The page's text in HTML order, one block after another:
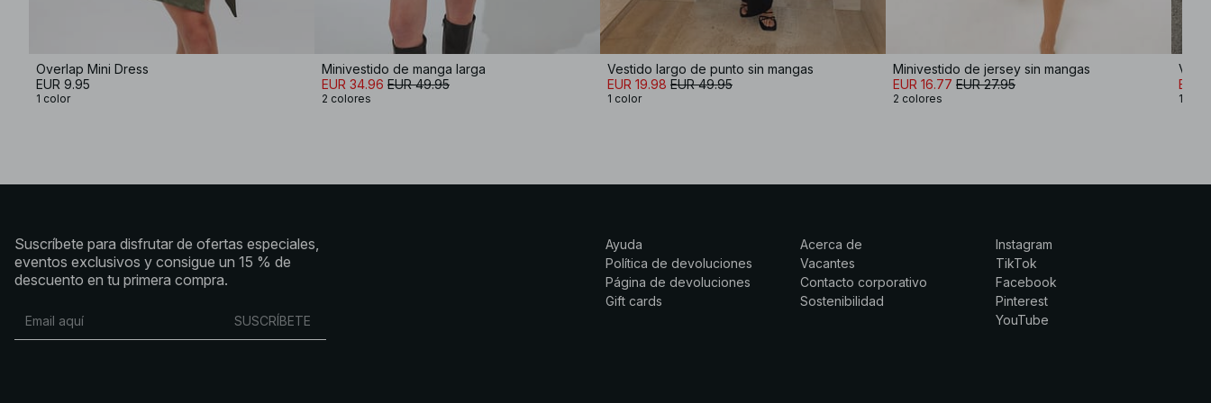
Overlap Mini Dress
EUR 9.95
1 color
Minivestido de manga larga
EUR 34.96 EUR 49.95
2 colores
Vestido largo de punto sin mangas
EUR 19.98 EUR 49.95
1 color
Minivestido de jersey sin mangas
EUR 16.77 EUR 27.95
2 colores
EUR
1
Suscríbete para disfrutar de ofertas especiales,
eventos exclusivos y consigue un 15 % de
descuento en tu primera compra.
SUSCRÍBETE
Ayuda
Política de devoluciones
Página de devoluciones
Gift cards
Acerca de
Vacantes
Contacto corporativo
Sostenibilidad
Instagram
TikTok
Facebook
Pinterest
YouTube